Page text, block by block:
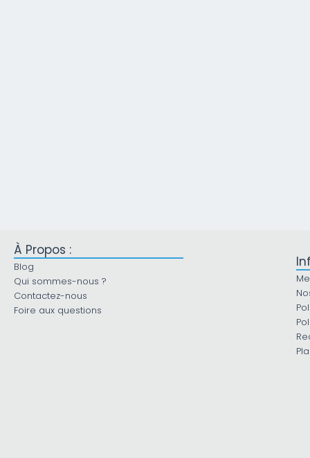
À Propos :
Blog
Qui sommes-nous ?
Contactez-nous
Foire aux questions